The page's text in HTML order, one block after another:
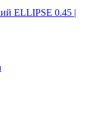
ELLIPSE 0.45 |